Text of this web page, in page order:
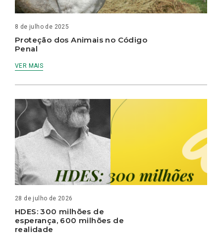
8 de julho de 2025
Proteção dos Animais no Código
Penal
VER MAIS
28 de julho de 2026
HDES: 300 milhões de
esperança, 600 milhões de
realidade